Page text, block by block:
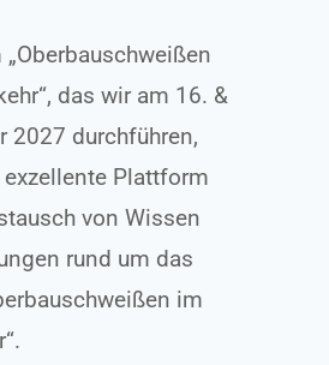
„Oberbauschweißen
das wir am 16. &
2027 durchführen,
Plattform
von Wissen
rund um das
im